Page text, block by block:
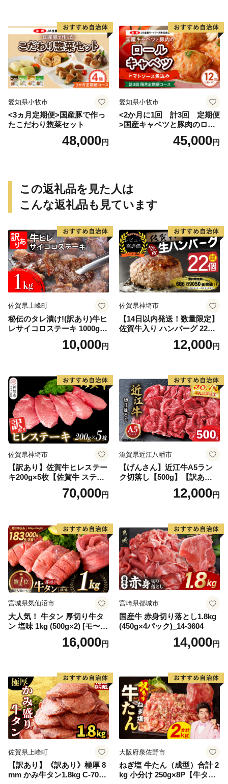
愛知県小牧市
<3ヵ月定期便>国産豚で作っ
たこだわり惣菜セット
48,000円
愛知県小牧市
<2か月に1回 計3回 定期便
>国産キャベツと豚肉のロー
ルキャベツ（6P入り）
45,000円
この返礼品を見た人は
こんな返礼品も見ています
佐賀県上峰町
秘伝のタレ漬け!(訳あり)牛ヒ
レサイコロステーキ 1000g
10,000円
佐賀県神埼市
【14日以内発送！数量限定】
佐賀牛入り ハンバーグ 22個
2.6kg(120g×22個)【佐賀牛
黒毛和牛 ブランド牛 九州 ハ
気】(H083106)
12,000円
佐賀県神埼市
【訳あり】佐賀牛ヒレステー
キ200g×5枚【佐賀牛 ステー
キ ブランド肉 ヒレ肉 フィレ
肉 ジューシー ヘルシー】(H0
70,000円
滋賀県近江八幡市
【げんさん】近江牛A5ラン
ク切落し【500g】【訳あり】
12,000円
宮城県気仙沼市
大人気！ 牛タン 厚切り牛タ
ン 塩味 1kg (500g×2) [モ〜ラ
ンド 宮城県 気仙沼市 205646
60] 肉 牛肉 精肉 牛たん 牛タ
厚切り タン
16,000円
宮崎県都城市
国産牛 赤身切り落とし1.8kg
(450g×4パック)_14-3604
14,000円
佐賀県上峰町
【訳あり】《訳あり》極厚 8
mm かみ牛タン1.8kg C-709-
大阪府泉佐野市
ねぎ塩 牛たん（成型）合計 2
kg 小分け 250g×8P【牛タン